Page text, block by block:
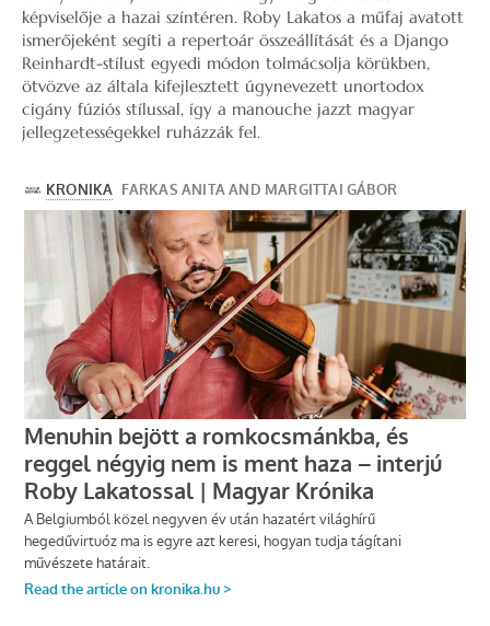
képviselője a hazai színtéren. Roby Lakatos a műfaj avatott
ismerőjeként segíti a repertoár összeállítását és a Django
Reinhardt-stílust egyedi módon tolmácsolja körükben,
ötvözve az általa kifejlesztett úgynevezett unortodox
cigány fúziós stílussal, így a manouche jazzt magyar
jellegzetességekkel ruházzák fel.